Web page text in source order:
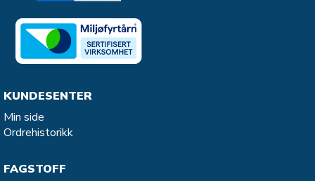
KUNDESENTER
Min side
Ordrehistorikk
FAGSTOFF